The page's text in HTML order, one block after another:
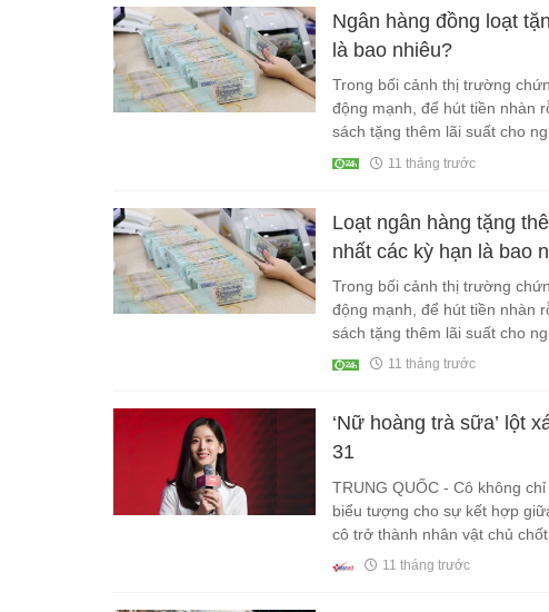
Ngân hàng đồng loạt
là bao nhiêu?
Trong bối cảnh thị trường
động mạnh, để hút tiền nhàn
sách tặng thêm lãi suất cho
cao hơn khá nhiều so với niêm
11 tháng trước
Loạt ngân hàng tặng
nhất các kỳ hạn là bao
Trong bối cảnh thị trường
động mạnh, để hút tiền nhàn
sách tặng thêm lãi suất cho
cao hơn khá nhiều so với niêm
11 tháng trước
‘Nữ hoàng trà sữa’ lột
31
TRUNG QUỐC - Cô không
biểu tượng cho sự kết hợp
cô trở thành nhân vật chủ
nước này.11 tháng trước